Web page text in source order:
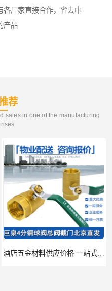
各厂家直接合作，省去中
产品
荐
sales in one of the manufacturing